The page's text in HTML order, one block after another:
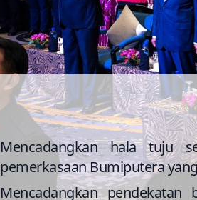
Mencadangkan hala tuju
pemerkasaan Bumiputera
Mencadangkan